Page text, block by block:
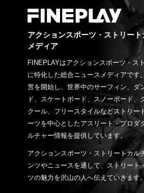
アクションスポーツ・ストリー
メディア
FINEPLAYはアクションスポーツ・ス
に特化した総合ニュースメディアです
営を開始し、世界中のサーフィン、ダ
ド、スケートボード、スノーボード、
クール、フリースタイルなどストリー
ーツを中心としたアスリート・プロダ
ルチャー情報を提供しています。
アクションスポーツ・ストリートカル
ンツやニュースを通して、ストリート
ツの魅力を沢山の人へ伝えていきます